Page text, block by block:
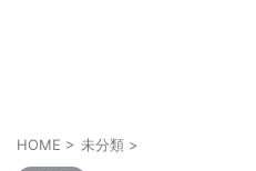
HOME > 未分類 >